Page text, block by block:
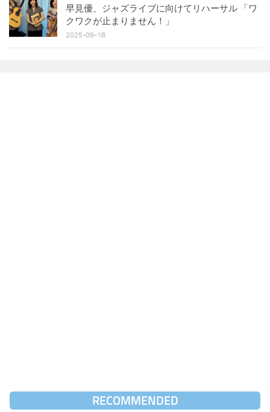
早見優、ジャズライブに向けてリハーサル 「ワ
クワクが止まりません！」
2025-09-18
RECOMMENDED